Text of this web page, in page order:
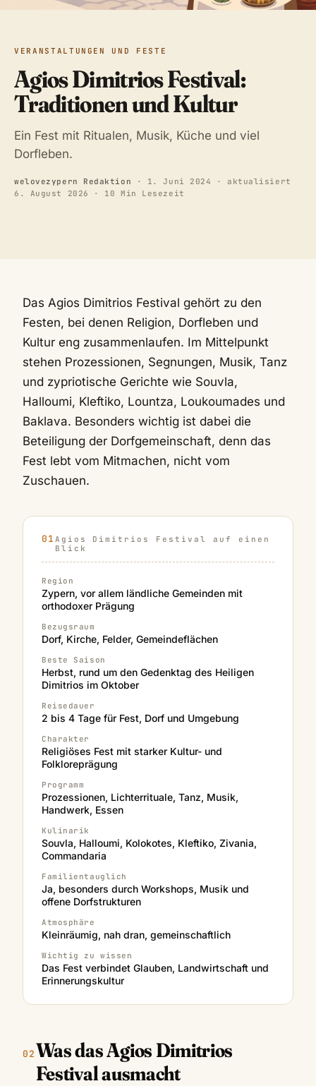
VERANSTALTUNGEN UND FESTE
Agios Dimitrios Festival:
Traditionen und Kultur
Ein Fest mit Ritualen, Musik, Küche und viel
Dorfleben.
welovezypern Redaktion · 1. Juni 2024 · aktualisiert
6. August 2026
· 10 Min Lesezeit
Das Agios Dimitrios Festival gehört zu den
Festen, bei denen Religion, Dorfleben und
Kultur eng zusammenlaufen. Im Mittelpunkt
stehen Prozessionen, Segnungen, Musik, Tanz
und zypriotische Gerichte wie Souvla,
Halloumi, Kleftiko, Lountza, Loukoumades und
Baklava. Besonders wichtig ist dabei die
Beteiligung der Dorfgemeinschaft, denn das
Fest lebt vom Mitmachen, nicht vom
Zuschauen.
Agios Dimitrios Festival auf einen
Blick
Region
Zypern, vor allem ländliche Gemeinden mit
orthodoxer Prägung
Bezugsraum
Dorf, Kirche, Felder, Gemeindeflächen
Beste Saison
Herbst, rund um den Gedenktag des Heiligen
Dimitrios im Oktober
Reisedauer
2 bis 4 Tage für Fest, Dorf und Umgebung
Charakter
Religiöses Fest mit starker Kultur- und
Folkloreprägung
Programm
Prozessionen, Lichterrituale, Tanz, Musik,
Handwerk, Essen
Kulinarik
Souvla, Halloumi, Kolokotes, Kleftiko, Zivania,
Commandaria
Familientauglich
Ja, besonders durch Workshops, Musik und
offene Dorfstrukturen
Atmosphäre
Kleinräumig, nah dran, gemeinschaftlich
Wichtig zu wissen
Das Fest verbindet Glauben, Landwirtschaft und
Erinnerungskultur
Was das Agios Dimitrios
Festival ausmacht